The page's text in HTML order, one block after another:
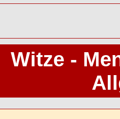
Witze -